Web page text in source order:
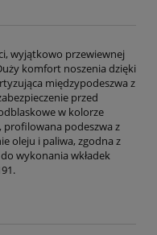
wyjątkowo przewiewnej
komfort noszenia dzięki
międzypodeszwa z
przed
w kolorze
profilowana podeszwa z
oleju i paliwa, zgodna z
wykonania wkładek